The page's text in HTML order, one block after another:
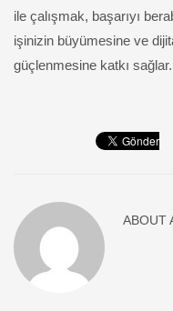
ile çalışmak, başarıyı
işinizin büyümesine ve
güçlenmesine katkı sağlar.
ABOUT